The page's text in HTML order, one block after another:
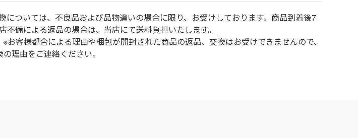
ついては、不良品および品物違いの場合に限り、お受けしております。商品到着後7
備による返品の場合は、当店にて送料負担いたします。
客様都合による理由や梱包が開封された商品の返品、交換はお受けできませんので、
理由をご連絡ください。